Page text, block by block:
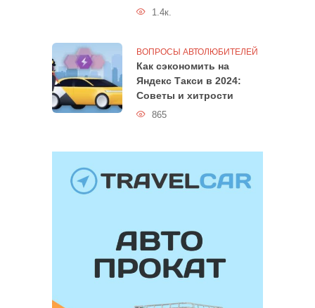
1.4к.
ВОПРОСЫ АВТОЛЮБИТЕЛЕЙ
Как сэкономить на
Яндекс Такси в 2024:
Советы и хитрости
865